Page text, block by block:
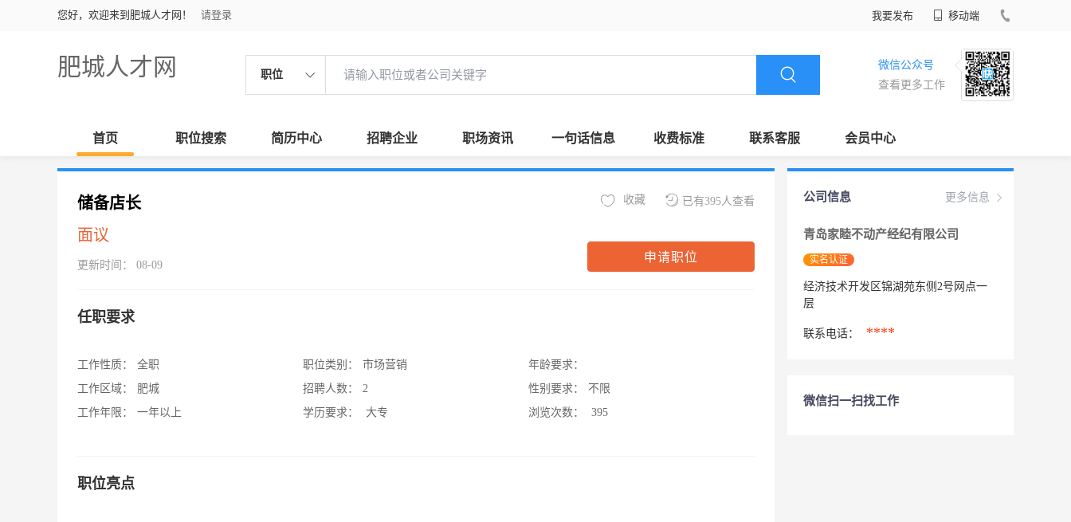
您好，欢迎来到肥城人才网！ 请登录 我要发布 移动端
肥城人才网 职位
微信公众号
查看更多工作
首页 职位搜索 简历中心 招聘企业 职场资讯 一句话信息 收费标准 联系客服 会员中心
储备店长
面议
更新时间： 08-09
已有395人查看
收藏
申请职位
任职要求
工作性质：
全职
工作区域：
肥城
工作年限：
一年以上
职位类别：
市场营销
招聘人数：
2
学历要求：
大专
年龄要求：
性别要求：
不限
浏览次数：
395
职位亮点
更多信息
公司信息
青岛家睦不动产经纪有限公司
实名认证
经济技术开发区锦湖苑东侧2号网点一
层
联系电话： ****
微信扫一扫找工作